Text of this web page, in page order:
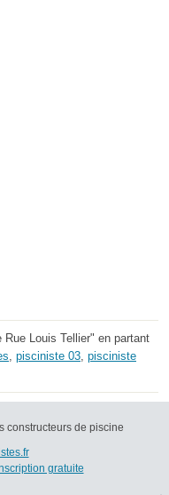
Louis Tellier" en partant
, pisciniste 03, pisciniste
constructeurs de piscine
gratuite